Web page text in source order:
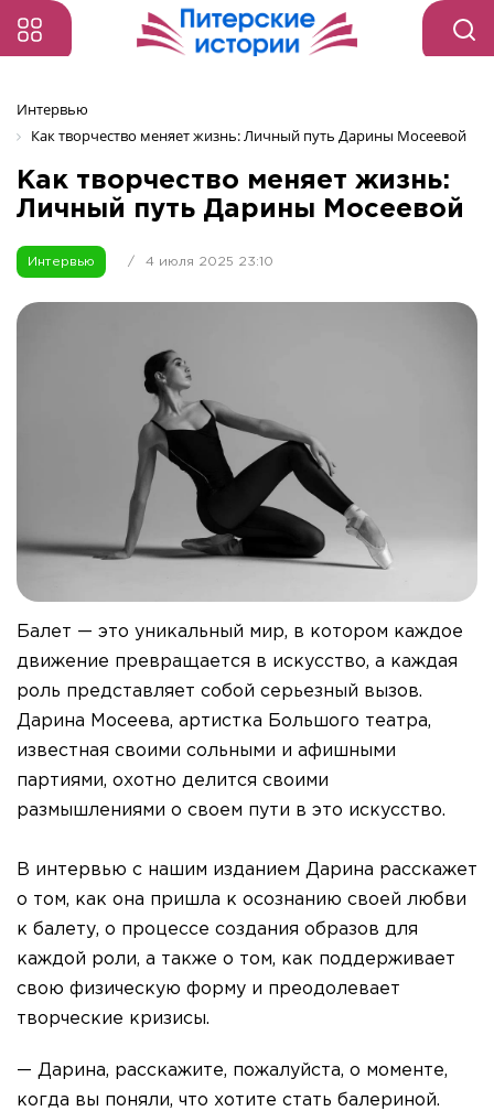
Интервью
Как творчество меняет жизнь: Личный путь Дарины Мосеевой
Как творчество меняет жизнь:
Личный путь Дарины Мосеевой
Интервью / 4 июля 2025 23:10
Балет — это уникальный мир, в котором каждое
движение превращается в искусство, а каждая
роль представляет собой серьезный вызов.
Дарина Мосеева, артистка Большого театра,
известная своими сольными и афишными
партиями, охотно делится своими
размышлениями о своем пути в это искусство.
В интервью с нашим изданием Дарина расскажет
о том, как она пришла к осознанию своей любви
к балету, о процессе создания образов для
каждой роли, а также о том, как поддерживает
свою физическую форму и преодолевает
творческие кризисы.
— Дарина, расскажите, пожалуйста, о моменте,
когда вы поняли, что хотите стать балериной.